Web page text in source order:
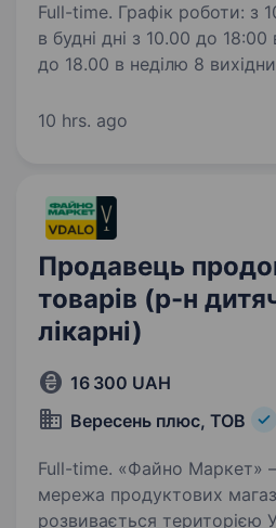
Full-time. Графік роботи: з 10.00 до 19.00
в будні дні з 10.00 до 18:00 в суботу з 10.00
до 18.00 в неділю 8 вихідних на місяць. Графік
продажу косметики.
10 hrs. ago
Продавець
товарів (р-н
лікарні)
16 300 UAH
Вересень плюс, ТОВ
Full-time. «Файно Маркет» — українська
мережа продуктових
розвивається територією